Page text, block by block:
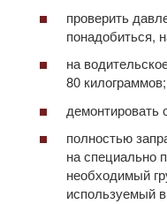
проверить
понадобиться,
на
80 килограммов;
демонтировать
полностью
на специально
необходимый
используемый